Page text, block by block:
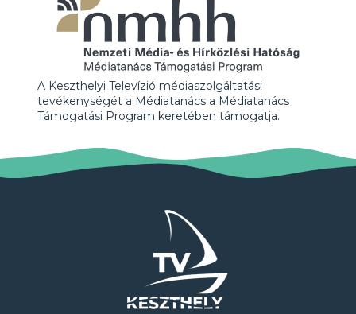
A Keszthelyi Televízió médiaszolgáltatási
tevékenységét a Médiatanács a Médiatanács
Támogatási Program keretében támogatja.